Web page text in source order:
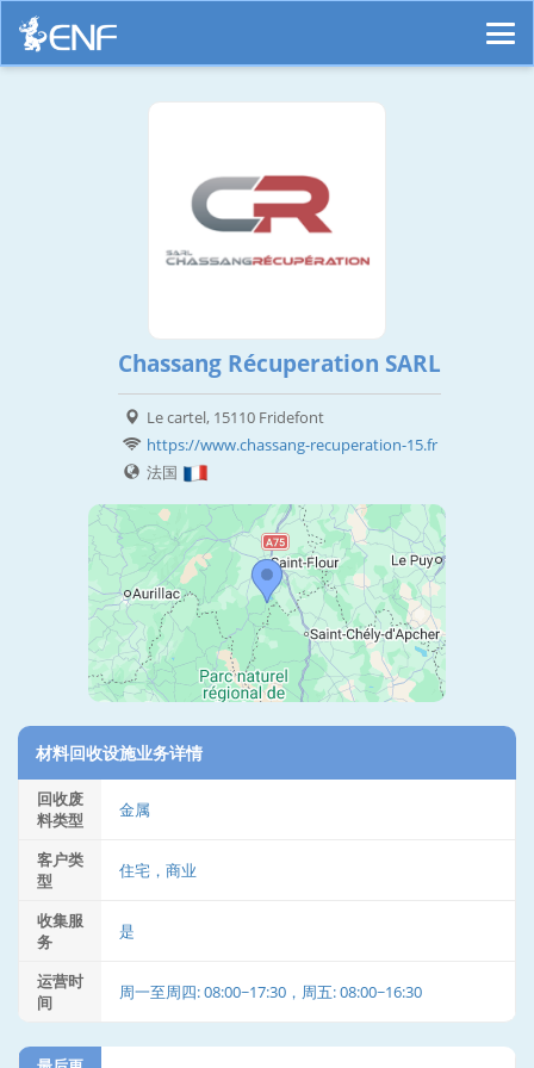
Chassang Récuperation SARL
Le cartel, 15110 Fridefont
https://www.chassang-recuperation-15.fr
法国
材料回收设施业务详情
回收废
料类型
金属
客户类
型
住宅，商业
收集服
务
是
运营时
间
周一至周四: 08:00~17:30，周五: 08:00~16:30